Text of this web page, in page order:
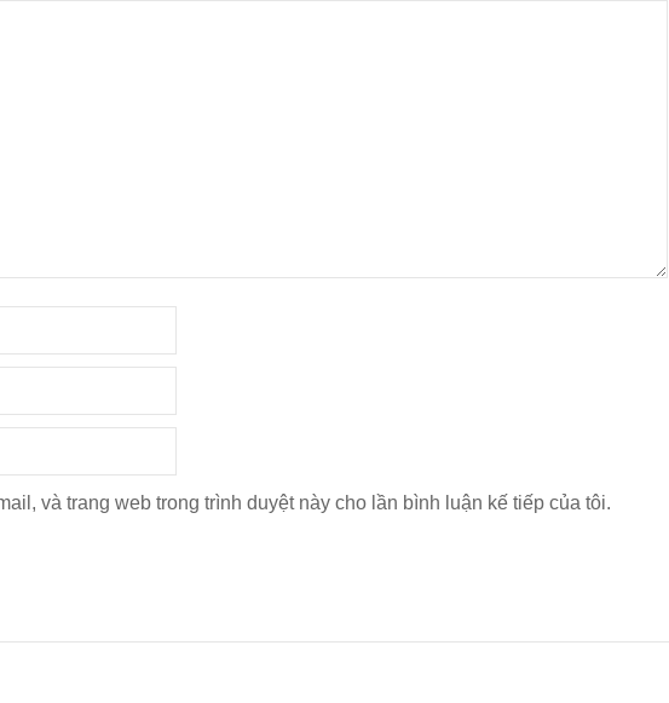
và trang web trong trình duyệt này cho lần bình luận kế tiếp của tôi.